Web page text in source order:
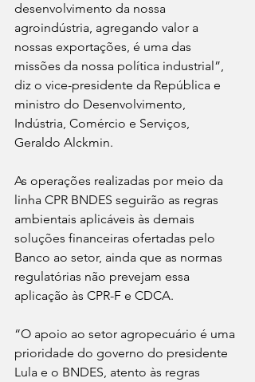
desenvolvimento da nossa
agroindústria, agregando valor a
nossas exportações, é uma das
missões da nossa política industrial”,
diz o vice-presidente da República e
ministro do Desenvolvimento,
Indústria, Comércio e Serviços,
Geraldo Alckmin.
As operações realizadas por meio da
linha CPR BNDES seguirão as regras
ambientais aplicáveis às demais
soluções financeiras ofertadas pelo
Banco ao setor, ainda que as normas
regulatórias não prevejam essa
aplicação às CPR-F e CDCA.
“O apoio ao setor agropecuário é uma
prioridade do governo do presidente
Lula e o BNDES, atento às regras